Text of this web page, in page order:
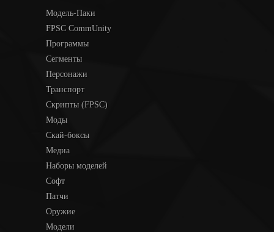
Модель-Паки
FPSC CommUnity
Программы
Сегменты
Персонажи
Транспорт
Скрипты (FPSC)
Моды
Скай-боксы
Медиа
Наборы моделей
Софт
Патчи
Оружие
Модели